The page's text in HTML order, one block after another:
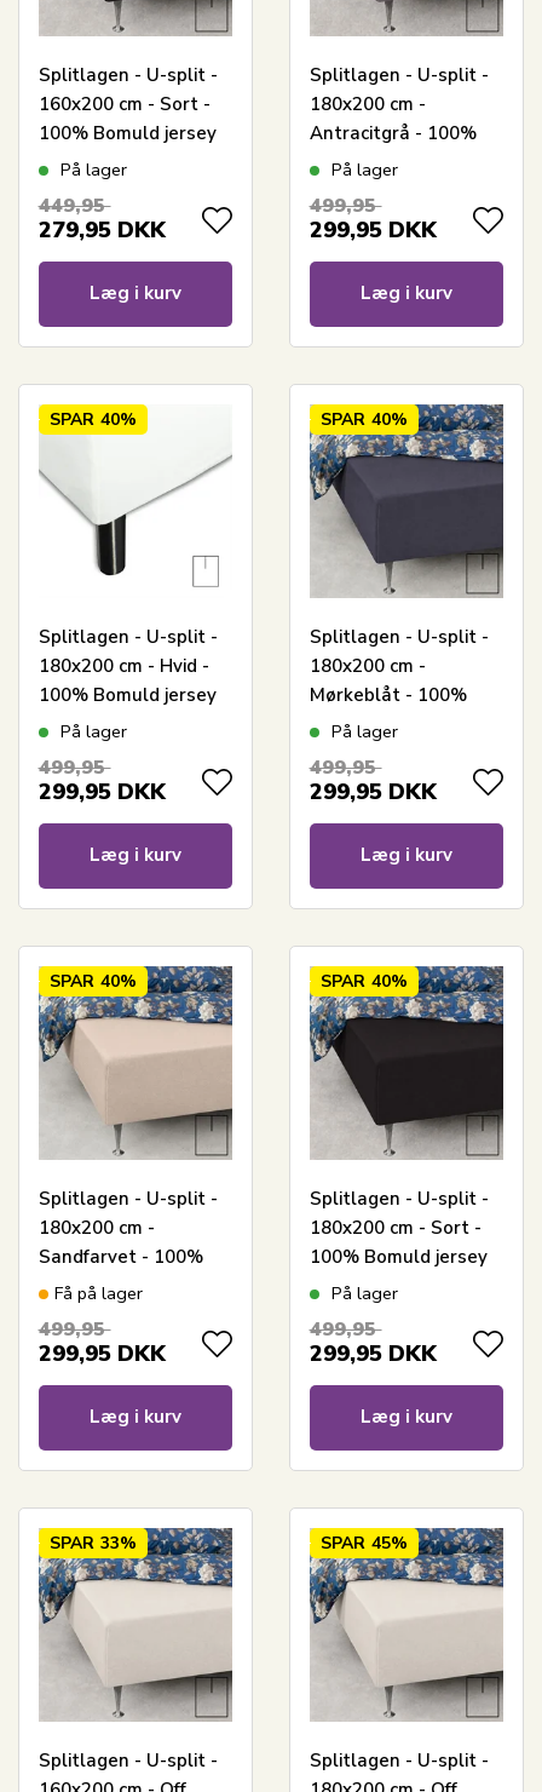
Splitlagen - U-split -
160x200 cm - Sort -
100% Bomuld jersey
lagen - Stræklagen til
På lager
449,95
279,95 DKK
Læg i kurv
Splitlagen - U-split -
180x200 cm -
Antracitgrå - 100%
Bomuld jersey lagen -
elevationsseng
På lager
499,95
299,95 DKK
Læg i kurv
SPAR 40%
Splitlagen - U-split -
180x200 cm - Hvid -
100% Bomuld jersey
lagen - Stræklagen til
På lager
499,95
299,95 DKK
Læg i kurv
SPAR 40%
Splitlagen - U-split -
180x200 cm -
Mørkeblåt - 100%
Bomuld jersey lagen -
elevationsseng
På lager
499,95
299,95 DKK
Læg i kurv
SPAR 40%
Splitlagen - U-split -
180x200 cm -
Sandfarvet - 100%
Bomuld jersey lagen -
elevationsseng
Få på lager
499,95
299,95 DKK
Læg i kurv
SPAR 40%
Splitlagen - U-split -
180x200 cm - Sort -
100% Bomuld jersey
lagen - Stræklagen til
På lager
499,95
299,95 DKK
Læg i kurv
SPAR 33%
Splitlagen - U-split -
SPAR 45%
Splitlagen - U-split -